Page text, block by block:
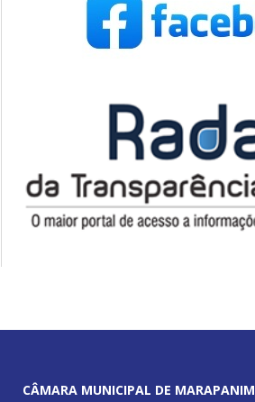
CÂMARA MUNICIPAL DE MARAPANIM